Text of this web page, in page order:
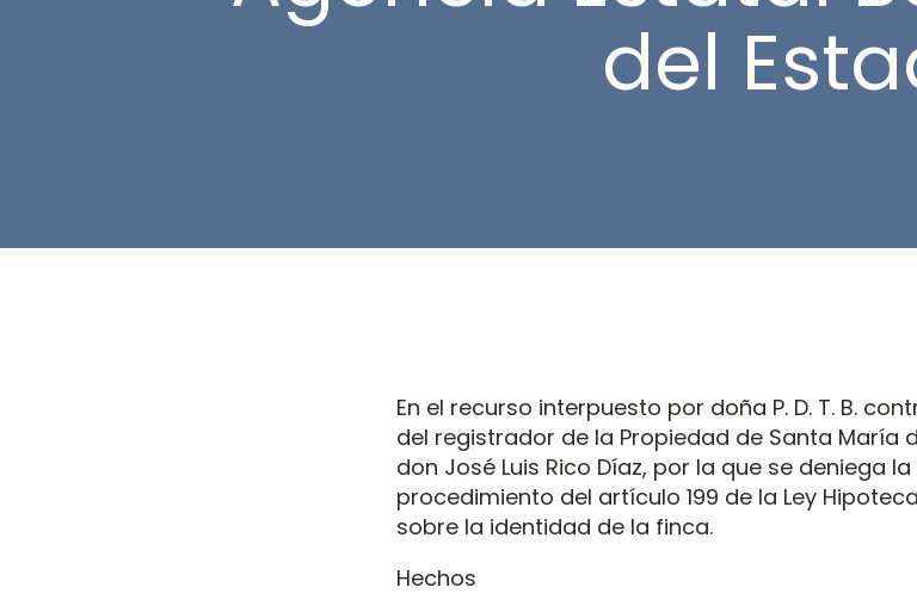
del
En el recurso interpuesto por doña P. D. T. B.
del registrador de la Propiedad de Santa María
don José Luis Rico Díaz, por la que se deniega
procedimiento del artículo 199 de la Ley
sobre la identidad de la finca.
Hechos